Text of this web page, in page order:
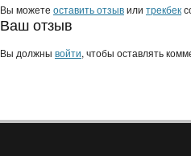
Вы можете оставить отзывили трекбек
Ваш отзыв
Вы должны войти, чтобы оставлять